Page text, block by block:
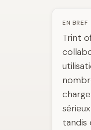
EN BREF
Trint
tandis